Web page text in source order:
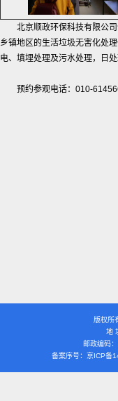
北京顺政环保科技有限公
乡镇地区的生活垃圾无害化处
电、填埋处理及污水处理，日
预约参观电话：010-
版权所
地
邮政编码
备案序号：京ICP备